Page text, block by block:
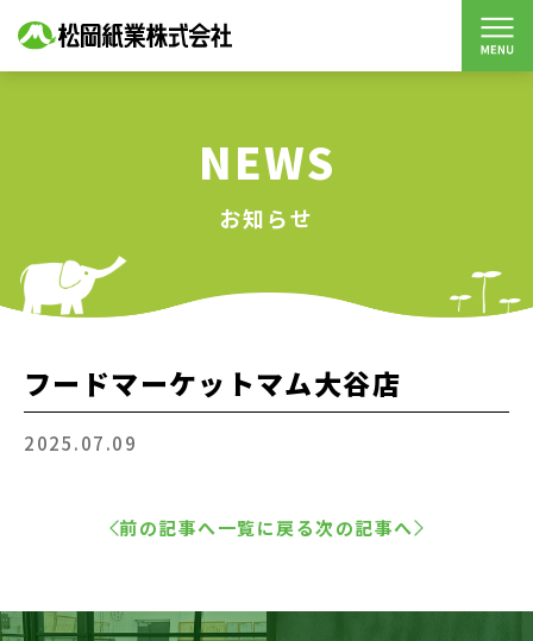
NEWS
お知らせ
フードマーケットマム大谷店
2025.07.09
前の記事へ一覧に戻る次の記事へ